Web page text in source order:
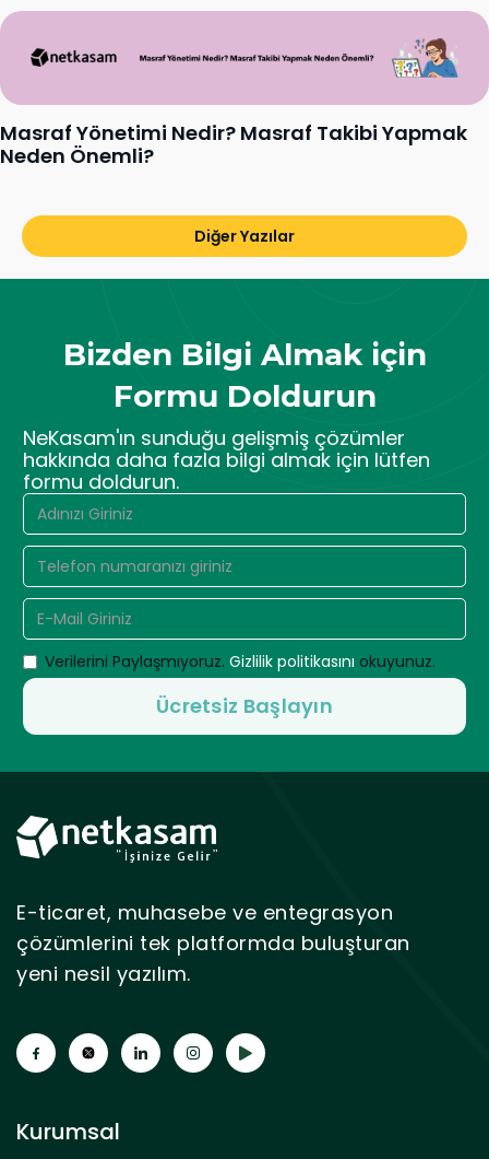
Masraf Yönetimi Nedir? Masraf Takibi Yapmak
Neden Önemli?
Diğer Yazılar
Bizden Bilgi Almak için
Formu Doldurun
NeKasam'ın sunduğu gelişmiş çözümler
hakkında daha fazla bilgi almak için lütfen
formu doldurun.
Verilerini Paylaşmıyoruz. Gizlilik politikasını okuyunuz.
E-ticaret, muhasebe ve entegrasyon
çözümlerini tek platformda buluşturan
yeni nesil yazılım.
Kurumsal